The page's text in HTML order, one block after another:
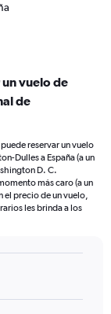
un vuelo de
de
reservar un vuelo
Dulles a España (a un
D. C.
más caro (a un
el precio de un vuelo,
les brinda a los